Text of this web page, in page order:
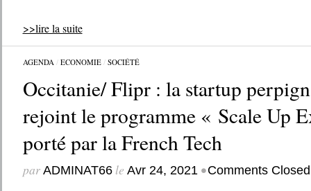
>>lire la suite
AGENDA/ ECONOMIE/ SOCIÉTÉ
Occitanie/ Flipr : la startup
rejoint le programme « Scale Up
porté par la French Tech
par ADMINAT66le Avr 24, 2021 •Comments Closed